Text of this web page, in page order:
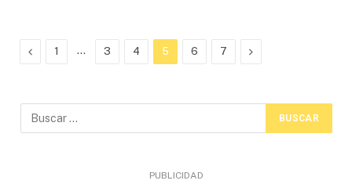
Previous
1 … 3 4 5 6 7 Next
PUBLICIDAD